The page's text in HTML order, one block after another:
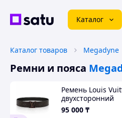
Каталог
Каталог товаров Megadyne
Ремни и пояса
Ремень Louis
двухсторонний
Monogram
Leather 40 мм,
95 000 ₸